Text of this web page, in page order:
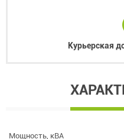
Курьерская
Мощность, кВА